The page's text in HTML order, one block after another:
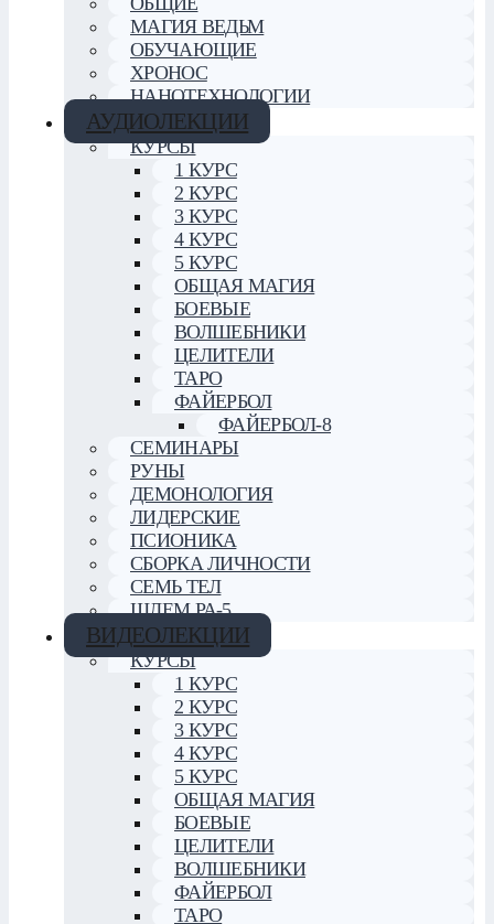
МАГИЯ ВЕДЬМ
ОБУЧАЮЩИЕ
ХРОНОС
НАНОТЕХНОЛОГИИ
АУДИОЛЕКЦИИ
КУРСЫ
1 КУРС
2 КУРС
3 КУРС
4 КУРС
5 КУРС
ОБЩАЯ МАГИЯ
БОЕВЫЕ
ВОЛШЕБНИКИ
ЦЕЛИТЕЛИ
ТАРО
ФАЙЕРБОЛ
ФАЙЕРБОЛ-8
СЕМИНАРЫ
РУНЫ
ДЕМОНОЛОГИЯ
ЛИДЕРСКИЕ
ПСИОНИКА
СБОРКА ЛИЧНОСТИ
СЕМЬ ТЕЛ
ШЛЕМ РА-5
ВИДЕОЛЕКЦИИ
КУРСЫ
1 КУРС
2 КУРС
3 КУРС
4 КУРС
5 КУРС
ОБЩАЯ МАГИЯ
БОЕВЫЕ
ЦЕЛИТЕЛИ
ВОЛШЕБНИКИ
ФАЙЕРБОЛ
ТАРО